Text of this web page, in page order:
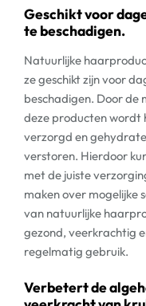
Geschikt voor
te beschadigen.
Natuurlijke
ze geschikt zijn voor
beschadigen. Door de
deze producten wordt
verzorgd en
verstoren. Hierdoor
met de juiste
maken over mogelijke
van natuurlijke
gezond, veerkrachtig
regelmatig gebruik.
Verbetert de